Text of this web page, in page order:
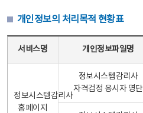
개인정보의 처리목적 현황표
서비스명 개인정보파일명
정보시스템감리사
홈페이지
정보시스템감리사
자격검정 응시자 명단